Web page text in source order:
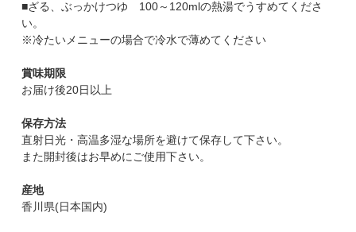
■ざる、ぶっかけつゆ 100～120mlの熱湯でうすめてくださ
い。
※冷たいメニューの場合で冷水で薄めてください
賞味期限
お届け後20日以上
保存方法
直射日光・高温多湿な場所を避けて保存して下さい。
また開封後はお早めにご使用下さい。
産地
香川県(日本国内)